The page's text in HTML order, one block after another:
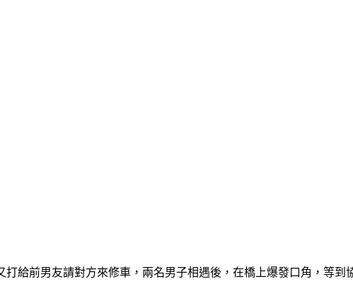
給前男友請對方來修車，兩名男子相遇後，在橋上爆發口角，等到